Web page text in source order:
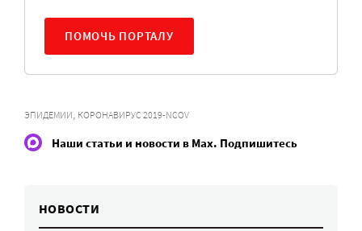
ПОМОЧЬ ПОРТАЛУ
ЭПИДЕМИИ, КОРОНАВИРУС 2019-NCOV
Наши статьи и новости в Max. Подпишитесь
НОВОСТИ